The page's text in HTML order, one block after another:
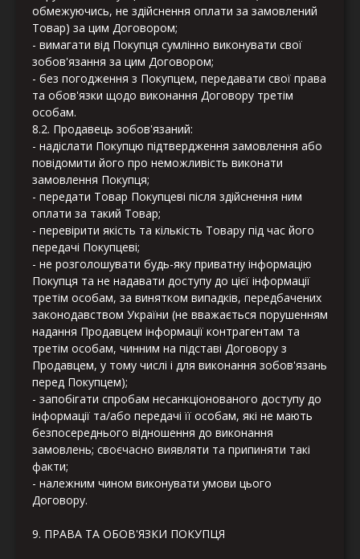
обмежуючись, не здійснення оплати за замовлений
Товар) за цим Договором;
- вимагати від Покупця сумлінно виконувати свої
зобов'язання за цим Договором;
- без погодження з Покупцем, передавати свої права
та обов'язки щодо виконання Договору третім
особам.
8.2. Продавець зобов'язаний:
- надіслати Покупцю підтвердження замовлення або
повідомити його про неможливість виконати
замовлення Покупця;
- передати Товар Покупцеві після здійснення ним
оплати за такий Товар;
- перевірити якість та кількість Товару під час його
передачі Покупцеві;
- не розголошувати будь-яку приватну інформацію
Покупця та не надавати доступу до цієї інформації
третім особам, за винятком випадків, передбачених
законодавством України (не вважається порушенням
надання Продавцем інформації контрагентам та
третім особам, чинним на підставі Договору з
Продавцем, у тому числі і для виконання зобов'язань
перед Покупцем);
- запобігати спробам несанкціонованого доступу до
інформації та/або передачі її особам, які не мають
безпосереднього відношення до виконання
замовлень; своєчасно виявляти та припиняти такі
факти;
- належним чином виконувати умови цього
Договору.
9. ПРАВА ТА ОБОВ'ЯЗКИ ПОКУПЦЯ